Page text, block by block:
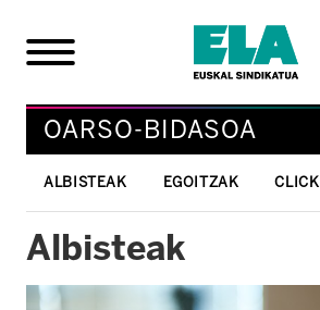
OARSO-BIDASOA
ALBISTEAK EGOITZAK CLICK
Albisteak